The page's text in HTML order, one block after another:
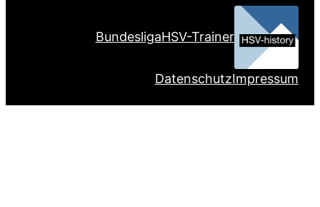
BundesligaHSV-Trainer
DatenschutzImpressum